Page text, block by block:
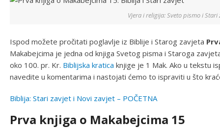
Vjera i religija: Sveto pismo i Stari
Ispod možete pročitati poglavlje iz Biblije i Starog zavjeta
Makabejcima je jedna od knjiga Svetog pisma i Staroga
oko 100. pr. Kr. Biblijska kratica knjige je 1 Mak. Ako u tekstu
navedite u komentarima i nastojati ćemo to ispraviti u što
Biblija: Stari zavjet i Novi zavjet – POČETNA
Prva knjiga o Makabejcima 15